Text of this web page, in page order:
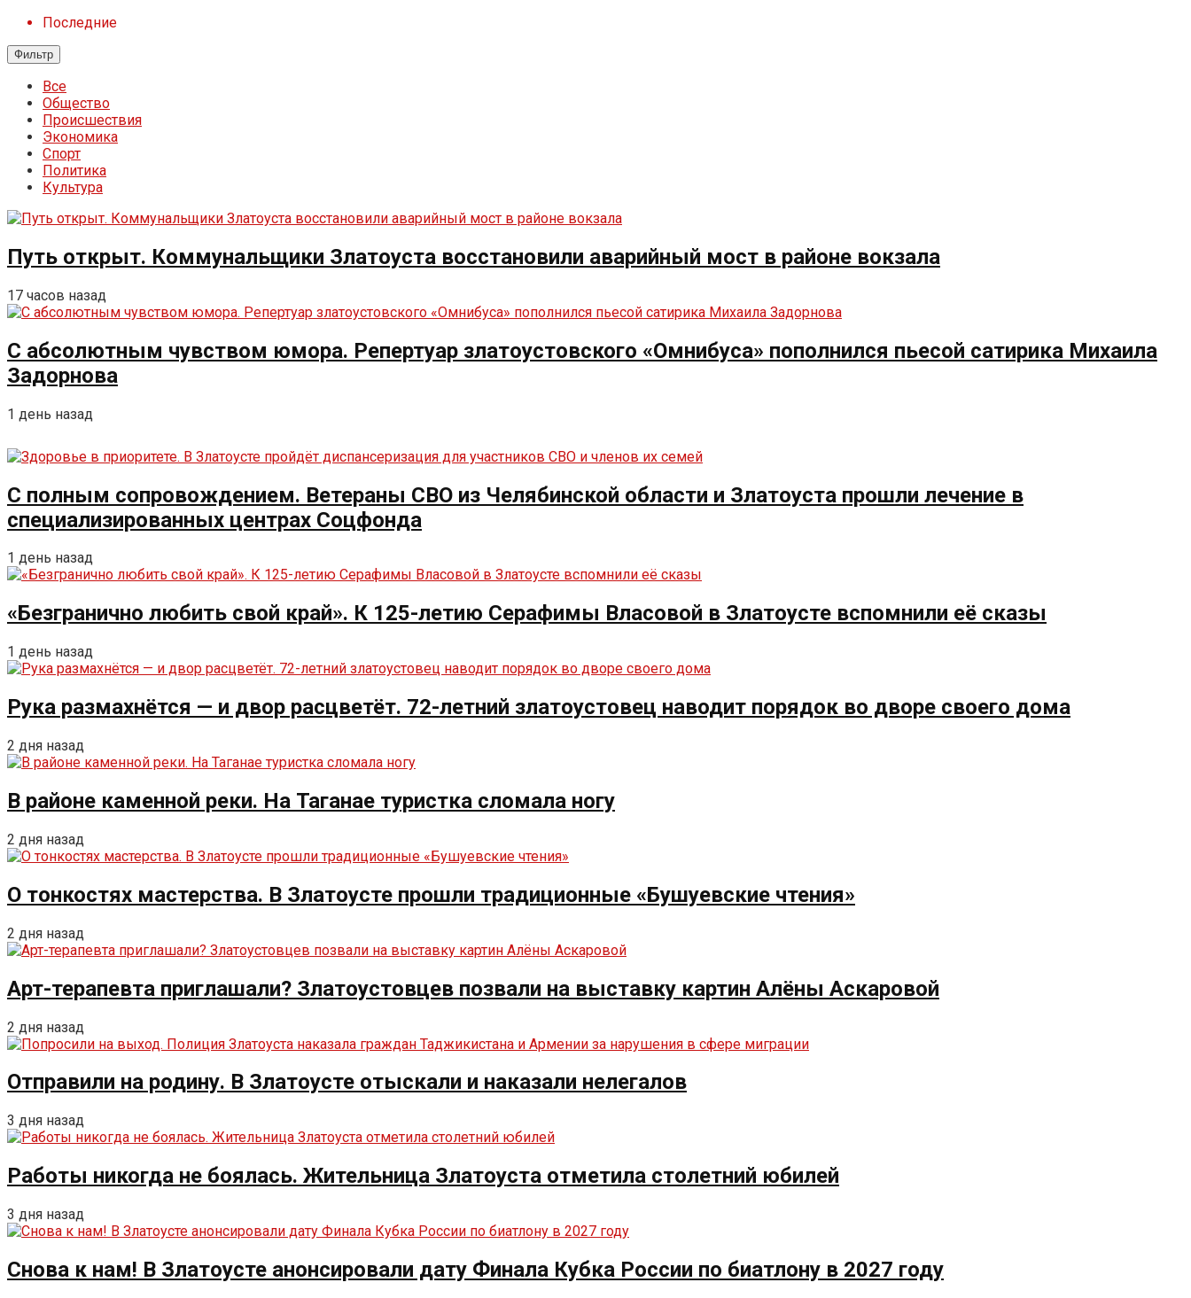
Последние
Фильтр
Все
Общество
Происшествия
Экономика
Спорт
Политика
Культура
Путь открыт. Коммунальщики Златоуста восстановили аварийный мост в районе вокзала
17 часов назад
С абсолютным чувством юмора. Репертуар златоустовского «Омнибуса» пополнился пьесой сатирика Михаила
Задорнова
1 день назад
С полным сопровождением. Ветераны СВО из Челябинской области и Златоуста прошли лечение в
специализированных центрах Соцфонда
1 день назад
«Безгранично любить свой край». К 125-летию Серафимы Власовой в Златоусте вспомнили её сказы
1 день назад
Рука размахнётся — и двор расцветёт. 72-летний златоустовец наводит порядок во дворе своего дома
2 дня назад
В районе каменной реки. На Таганае туристка сломала ногу
2 дня назад
О тонкостях мастерства. В Златоусте прошли традиционные «Бушуевские чтения»
2 дня назад
Арт-терапевта приглашали? Златоустовцев позвали на выставку картин Алёны Аскаровой
2 дня назад
Отправили на родину. В Златоусте отыскали и наказали нелегалов
3 дня назад
Работы никогда не боялась. Жительница Златоуста отметила столетний юбилей
3 дня назад
Снова к нам! В Златоусте анонсировали дату Финала Кубка России по биатлону в 2027 году